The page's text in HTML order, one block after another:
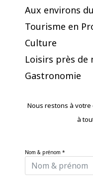
Aux environs
Tourisme en
Culture
Loisirs près de
Gastronomie
Nous restons à
à
Nom & prénom *